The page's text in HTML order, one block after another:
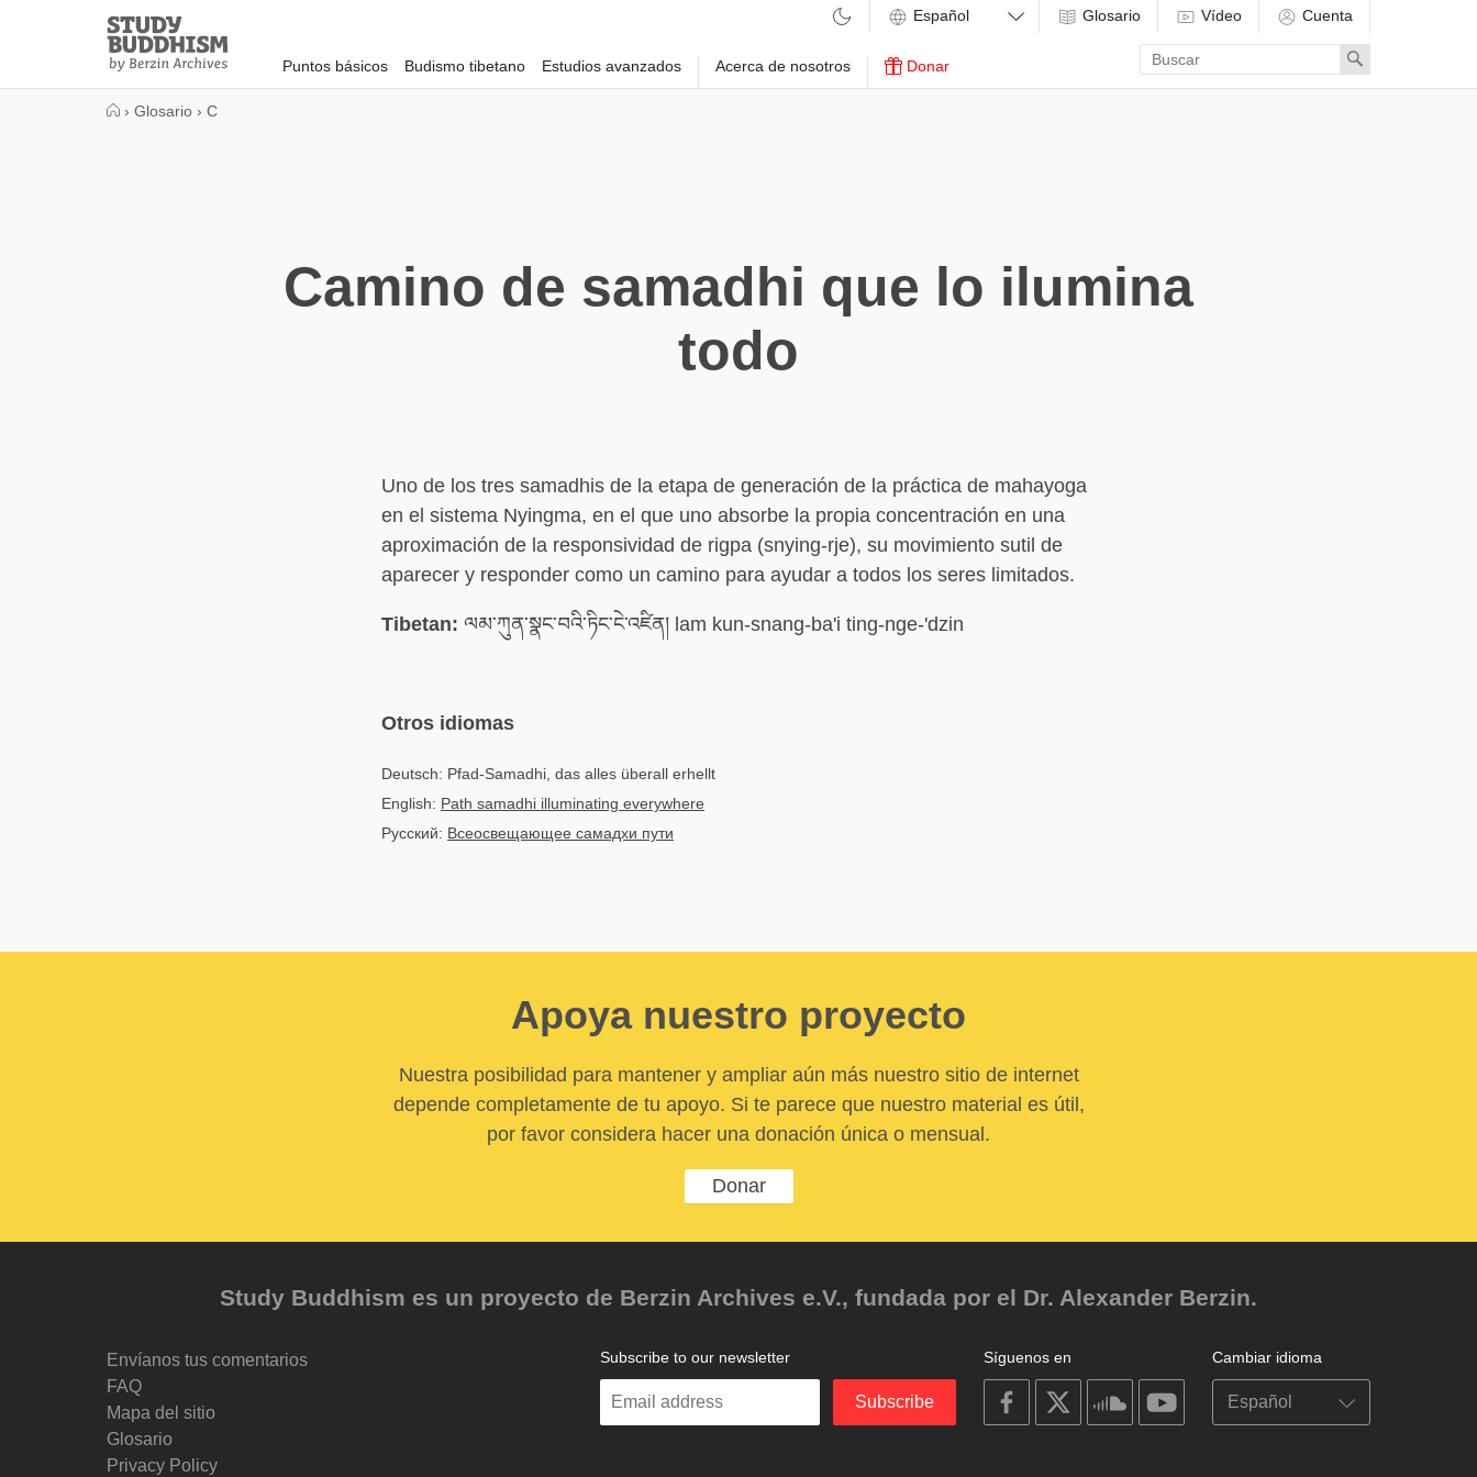
Study
Buddhism
Home
Puntos básicos Budismo tibetano Estudios avanzados Acerca de nosotros Donar
Glosario Vídeo Cuenta
Enter
search
term
Search
› Glosario › C
Camino de samadhi que lo ilumina
todo
Uno de los tres samadhis de la etapa de generación de la práctica de mahayoga
en el sistema Nyingma, en el que uno absorbe la propia concentración en una
aproximación de la responsividad de rigpa (snying-rje), su movimiento sutil de
aparecer y responder como un camino para ayudar a todos los seres limitados.
Tibetan: ལམ་ཀུན་སྣང་བའི་ཏིང་ངེ་འཛིན། lam kun-snang-ba'i ting-nge-'dzin
Otros idiomas
Deutsch: Pfad-Samadhi, das alles überall erhellt
English: Path samadhi illuminating everywhere
Русский: Всеосвещающее самадхи пути
Apoya nuestro proyecto
Nuestra posibilidad para mantener y ampliar aún más nuestro sitio de internet
depende completamente de tu apoyo. Si te parece que nuestro material es útil,
por favor considera hacer una donación única o mensual.
Donar
Study Buddhism es un proyecto de Berzin Archives e.V., fundada por el Dr. Alexander Berzin.
Envíanos tus comentarios
FAQ
Mapa del sitio
Glosario
Privacy Policy
Cambiar idioma
Síguenos en
on
facebook
on
on
soundcloudyoutube
Subscribe to our newsletter
Enter
Subscribe